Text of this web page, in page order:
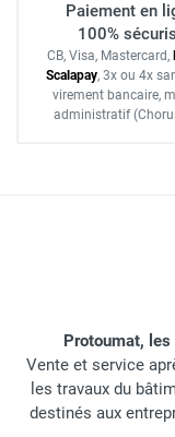
Paiement en
100%
CB, Visa, Mastercard,
Scalapay, 3x ou 4x
virement bancaire,
administratif
Protoumat,
Vente et service
les travaux du
destinés aux